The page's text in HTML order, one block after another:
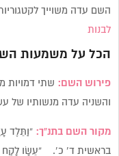
השם עדה משוייך
לבנות
הכל על משמעות
פירוש השם: שתי דמויות
והשניה עדה מנשותיו של
מקור השם בתנ”ך:“וַתֵּלֶד
בראשית ד’ כ’. “עֵשָׂו לָקַח